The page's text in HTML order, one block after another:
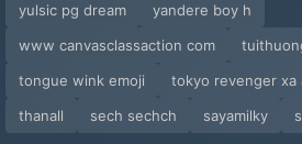
yulsic pg dream
yandere boy h
www canvasclassaction com
tongue wink emoji
tokyo revenger xa
thanall
sech sechch sayamilky